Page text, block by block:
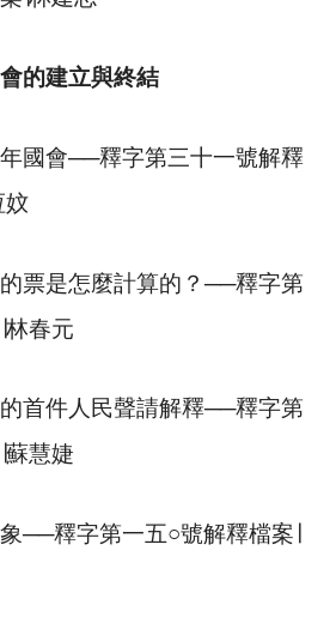
的建立與終結
國會──釋字第三十一號解釋
妏
票是怎麼計算的？ ──釋字第
林春元
首件人民聲請解釋──釋字第
蘇慧婕
──釋字第一五○號解釋檔案